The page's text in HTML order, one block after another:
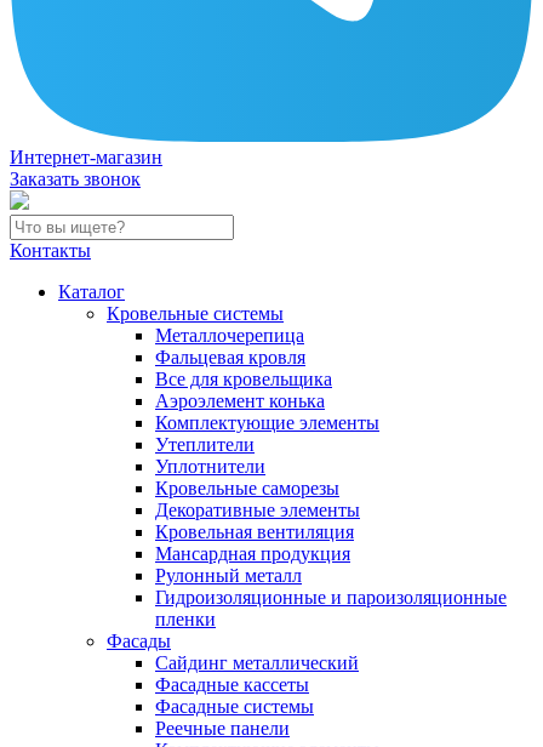
Интернет-магазин
Заказать звонок
Контакты
Каталог
Кровельные системы
Металлочерепица
Фальцевая кровля
Все для кровельщика
Аэроэлемент конька
Комплектующие элементы
Утеплители
Уплотнители
Кровельные саморезы
Декоративные элементы
Кровельная вентиляция
Мансардная продукция
Рулонный металл
Гидроизоляционные и пароизоляционные
пленки
Фасады
Сайдинг металлический
Фасадные кассеты
Фасадные системы
Реечные панели